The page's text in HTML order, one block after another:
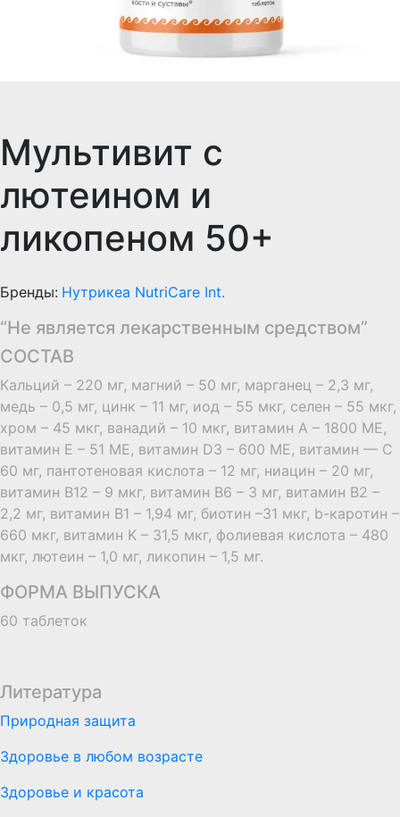
Мультивит с
лютеином и
ликопеном 50+
Бренды: Нутрикеа NutriCare Int.
“Не является лекарственным средством”
СОСТАВ
Кальций – 220 мг, магний – 50 мг, марганец – 2,3 мг,
медь – 0,5 мг, цинк – 11 мг, иод – 55 мкг, селен – 55 мкг,
хром – 45 мкг, ванадий – 10 мкг, витамин А – 1800 МЕ,
витамин E – 51 МЕ, витамин D3 – 600 МЕ, витамин — С
60 мг, пантотеновая кислота – 12 мг, ниацин – 20 мг,
витамин B12 – 9 мкг, витамин B6 – 3 мг, витамин B2 –
2,2 мг, витамин B1 – 1,94 мг, биотин –31 мкг, b-каротин –
660 мкг, витамин K – 31,5 мкг, фолиевая кислота – 480
мкг, лютеин – 1,0 мг, ликопин – 1,5 мг.
ФОРМА ВЫПУСКА
60 таблеток
Литература
Природная защита
Здоровье в любом возрасте
Здоровье и красота